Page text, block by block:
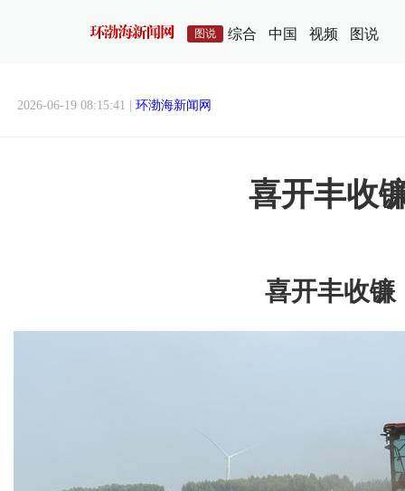
图说 综合 中国 视频 图说
2026-06-19 08:15:41 | 环渤海新闻网
喜开丰收
喜开丰收镰